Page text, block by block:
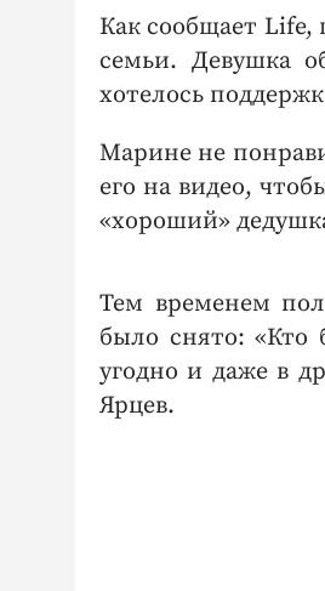
Как сообщает Life,
семьи. Девушка
хотелось
Марине не
его на видео,
«хороший»
Тем временем
было снято: «Кто
угодно и даже в
Ярцев.